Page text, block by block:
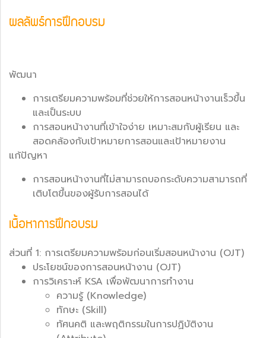
ผลลัพธ์การฝึกอบรม
พัฒนา
การเตรียมความพร้อมที่ช่วยให้การสอนหน้างานเร็วขึ้น
และเป็นระบบ
การสอนหน้างานที่เข้าใจง่าย เหมาะสมกับผู้เรียน และ
สอดคล้องกับเป้าหมายการสอนและเป้าหมายงาน
แก้ปัญหา
การสอนหน้างานที่ไม่สามารถบอกระดับความสามารถที่
เติบโตขึ้นของผู้รับการสอนได้
เนื้อหาการฝึกอบรม
ส่วนที่ 1: การเตรียมความพร้อมก่อนเริ่มสอนหน้างาน (OJT)
ประโยชน์ของการสอนหน้างาน (OJT)
การวิเคราะห์ KSA เพื่อพัฒนาการทำงาน
ความรู้ (Knowledge)
ทักษะ (Skill)
ทัศนคติ และพฤติกรรมในการปฏิบัติงาน